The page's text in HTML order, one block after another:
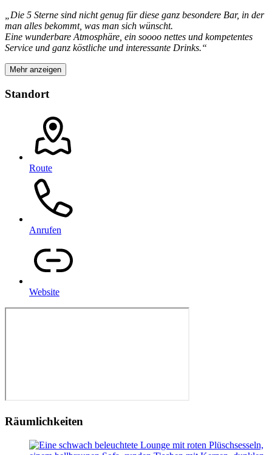
„Die 5 Sterne sind nicht genug für diese ganz besondere Bar, in der
man alles bekommt, was man sich wünscht.
Eine wunderbare Atmosphäre, ein soooo nettes und kompetentes
Service und ganz köstliche und interessante Drinks.“
Mehr anzeigen
Standort
Route
Anrufen
Website
Räumlichkeiten